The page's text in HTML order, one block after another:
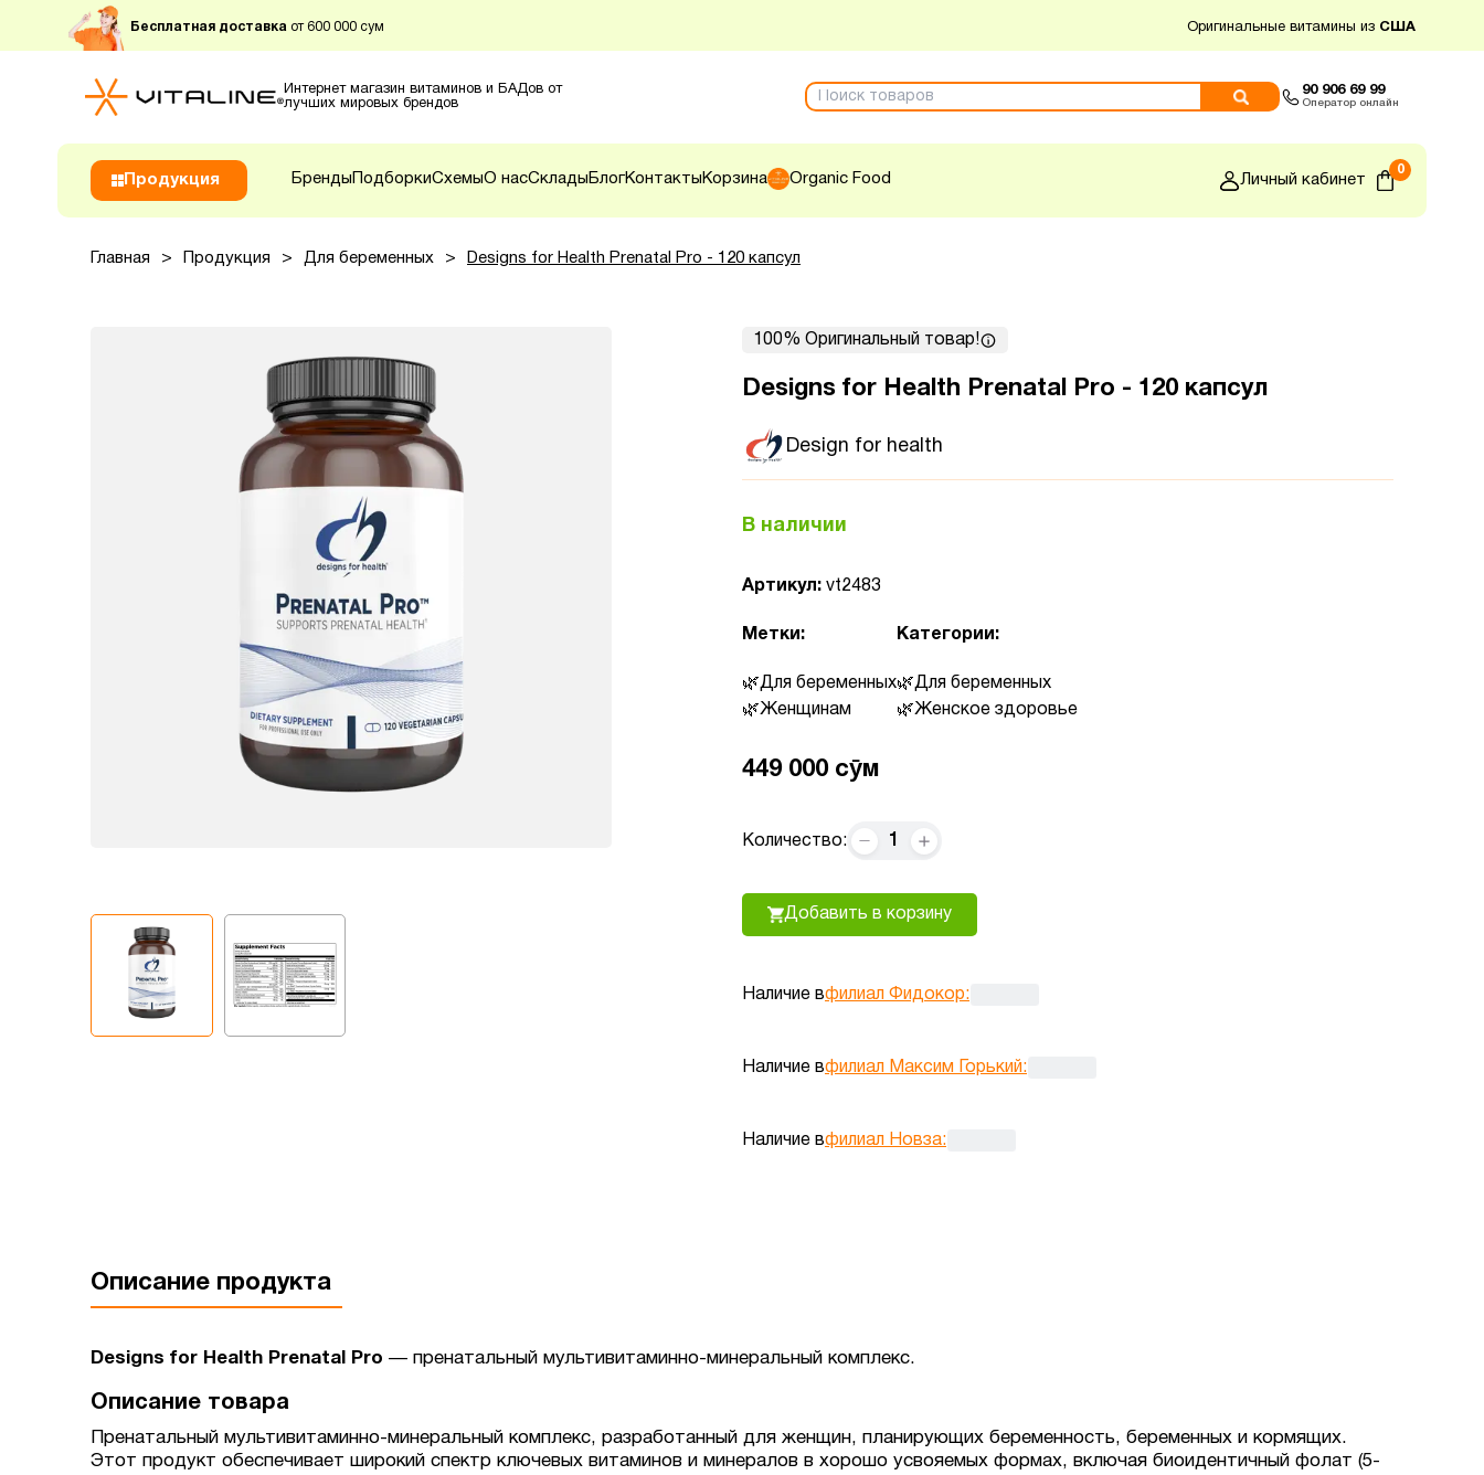
Бесплатная доставка от 600 000 сум Оригинальные витамины из США
Интернет магазин витаминов и БАДов от
лучших мировых брендов
90 906 69 99
Оператор онлайн
Продукция Бренды ПодборкиСхемыО насСклады БлогКонтакты Корзина Organic Food Личный кабинет
0
Главная > Продукция > Для беременных > Designs for Health Prenatal Pro - 120 капсул
100% Оригинальный товар!
Designs for Health Prenatal Pro - 120 капсул
Design for health
В наличии
Артикул: vt2483
Метки:
Для беременных
Женщинам
Категории:
Для беременных
Женское здоровье
449 000 сӯм
Количество: 1
Добавить в корзину
Наличие вфилиал Фидокор:
Наличие вфилиал Максим Горький :
Наличие вфилиал Новза:
Описание продукта
Designs for Health Prenatal Pro — пренатальный мультивитаминно-минеральный комплекс.
Описание товара
Пренатальный мультивитаминно-минеральный комплекс, разработанный для женщин, планирующих беременность, беременных и кормящих.
Этот продукт обеспечивает широкий спектр ключевых витаминов и минералов в хорошо усвояемых формах, включая биоидентичный фолат (5-